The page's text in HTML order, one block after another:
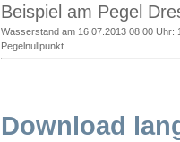
Beispiel am Pegel
Wasserstand am 16.07.2013 08:00 Uhr:
Pegelnullpunkt
Download